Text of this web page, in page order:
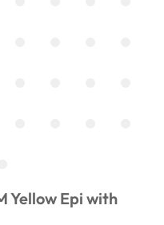
Yellow Epi with